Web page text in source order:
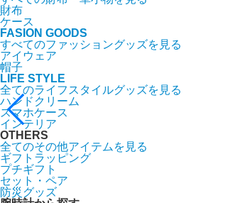
財布
ケース
FASION GOODS
すべてのファッショングッズを見る
アイウェア
帽子
LIFE STYLE
全てのライフスタイルグッズを見る
ハンドクリーム
スマホケース
インテリア
OTHERS
全てのその他アイテムを見る
ギフトラッピング
プチギフト
セット・ペア
防災グッズ